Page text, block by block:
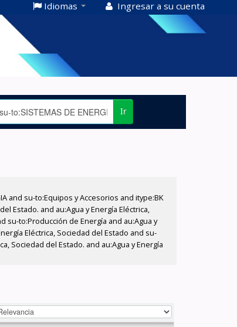
Idiomas Ingresar a su cuenta
Ir
and su-to:Equipos y Accesorios and itype:BK
Estado. and au:Agua y Energía Eléctrica,
su-to:Producción de Energía and au:Agua y
Eléctrica, Sociedad del Estado and su-
Sociedad del Estado. and au:Agua y Energía